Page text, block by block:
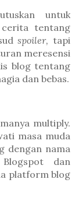
untuk
tentang
spoiler, tapi
meresensi
blog tentang
dan bebas.
multiply.
masa muda
dengan nama
dan
platform blog